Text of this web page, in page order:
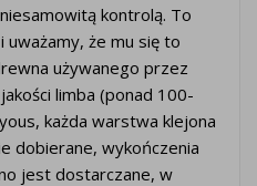
kontrolą. To
uważamy, że mu się to
używanego przez
limba (ponad 100-
każda warstwa klejona
dobierane, wykończenia
jest dostarczane, w